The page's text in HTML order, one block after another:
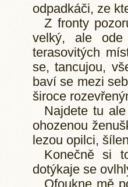
odpadkáči, ze
Z fronty
velký, ale
terasovitých
se, tancujou,
baví se mezi
široce
Najdete tu
ohozenou
lezou opilci,
Konečně si
dotýkaje se